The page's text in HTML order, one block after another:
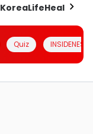
KoreaLifeHealth
Quiz INSIDENESIA